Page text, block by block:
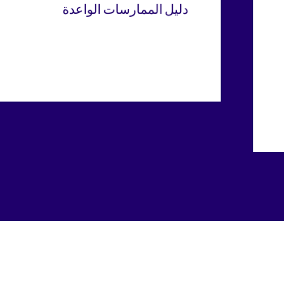
دليل الممارسات الواعدة